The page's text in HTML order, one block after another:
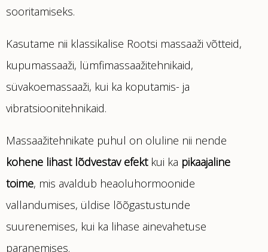
sooritamiseks.
Kasutame nii klassikalise Rootsi massaaži võtteid,
kupumassaaži, lümfimassaažitehnikaid,
süvakoemassaaži, kui ka koputamis- ja
vibratsioonitehnikaid.
Massaažitehnikate puhul on oluline nii nende
kohene lihast lõdvestav efektkui ka pikaajaline
toime, mis avaldub heaoluhormoonide
vallandumises, üldise lõõgastustunde
suurenemises, kui ka lihase ainevahetuse
paranemises.